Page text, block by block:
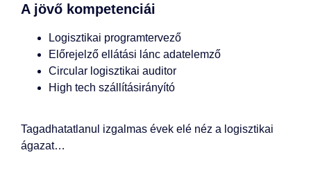
A jövő kompetenciái
Logisztikai programtervező
Előrejelző ellátási lánc adatelemző
Circular logisztikai auditor
High tech szállításirányító
Tagadhatatlanul izgalmas évek elé néz a logisztikai
ágazat…